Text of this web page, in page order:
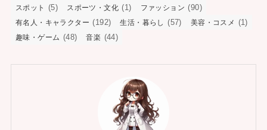
スポット (5) スポーツ・文化 (1) ファッション (90)
有名人・キャラクター (192) 生活・暮らし (57) 美容・コスメ (1)
趣味・ゲーム (48) 音楽 (44)